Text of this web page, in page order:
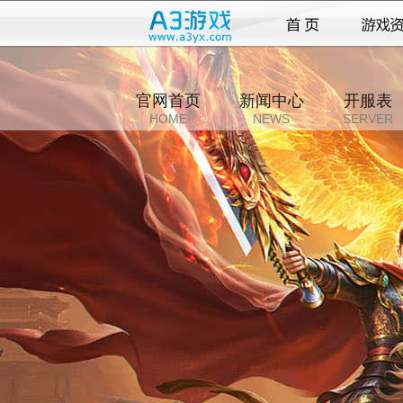
官网首页
HOME
新闻中心
NEWS
开服表
SERVER